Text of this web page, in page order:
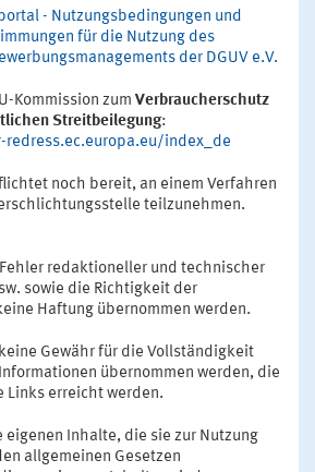
- Nutzungsbedingungen und
für die Nutzung des
der DGUV e.V.
Kommission zum Verbraucherschutz
Streitbeilegung:
index_de
noch bereit, an einem Verfahren
teilzunehmen.
redaktioneller und technischer
sowie die Richtigkeit der
Haftung übernommen werden.
Gewähr für die Vollständigkeit
übernommen werden, die
Links erreicht werden.
Inhalte, die sie zur Nutzung
allgemeinen Gesetzen